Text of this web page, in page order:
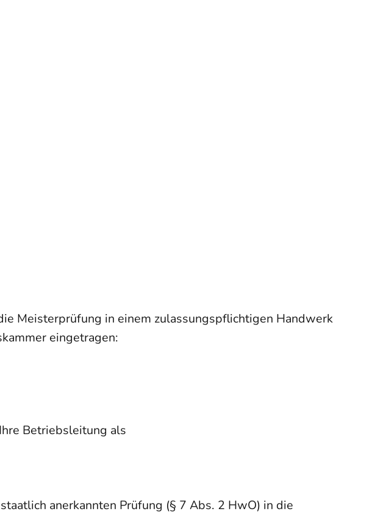
Meisterprüfung in einem zulassungspflichtigen Handwerk
eingetragen:
Betriebsleitung als
anerkannten Prüfung (§ 7 Abs. 2 HwO) in die